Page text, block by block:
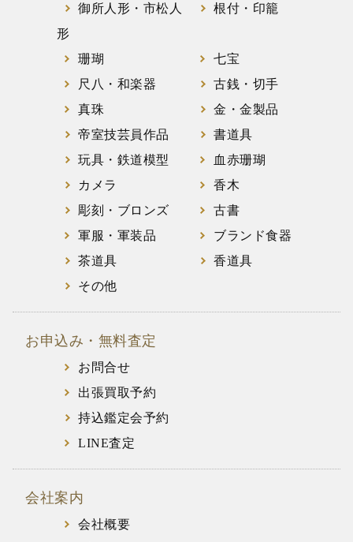
御所人形・市松人
形
根付・印籠
珊瑚
七宝
尺八・和楽器
古銭・切手
真珠
金・金製品
帝室技芸員作品
書道具
玩具・鉄道模型
血赤珊瑚
カメラ
香木
彫刻・ブロンズ
古書
軍服・軍装品
ブランド食器
茶道具
香道具
その他
お申込み・無料査定
お問合せ
出張買取予約
持込鑑定会予約
LINE査定
会社案内
会社概要